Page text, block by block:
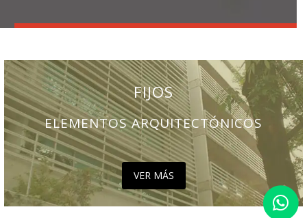
FIJOS
ELEMENTOS ARQUITECTÓNICOS
VER MÁS